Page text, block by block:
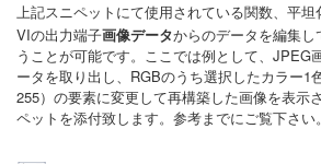
上記スニペット にて使用されている関数、平
VIの出力端子画像データからのデータを編集
うことが可能です。ここでは例として、JPEG
ータを取り出し、RGBのうち選択したカラー1
255）の要素に変更して再構築した画像を表示
ペットを添付致します。参考までにご覧下さい。